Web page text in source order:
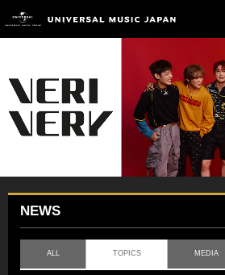
NEWS
ALL TOPICS MEDIA